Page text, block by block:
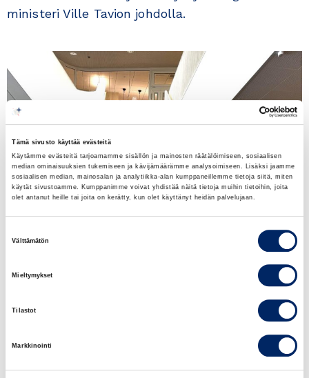
Tämä sivusto käyttää evästeitä
Käytämme evästeitä tarjoamamme sisällön ja mainosten räätälöimiseen, sosiaalisen
median ominaisuuksien tukemiseen ja kävijämäärämme analysoimiseen. Lisäksi jaamme
sosiaalisen median, mainosalan ja analytiikka-alan kumppaneillemme tietoja siitä, miten
käytät sivustoamme. Kumppanimme voivat yhdistää näitä tietoja muihin tietoihin, joita
olet antanut heille tai joita on kerätty, kun olet käyttänyt heidän palvelujaan.
Välttämätön
Mieltymykset
Tilastot
Markkinointi
ministeri Ville Tavion johdolla.